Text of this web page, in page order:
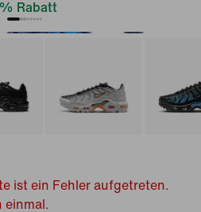
Rabatt
ist ein Fehler aufgetreten.
einmal.